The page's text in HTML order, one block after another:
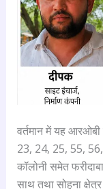
वर्तमान में यह
23, 24, 25, 55, 56,
कॉलोनी समेत
साथ तथा सोहना